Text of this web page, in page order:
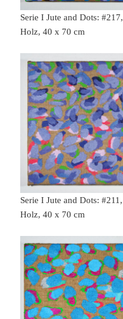
Serie I Jute and Dots:
Holz, 40 x 70 cm
Serie I Jute and Dots:
Holz, 40 x 70 cm